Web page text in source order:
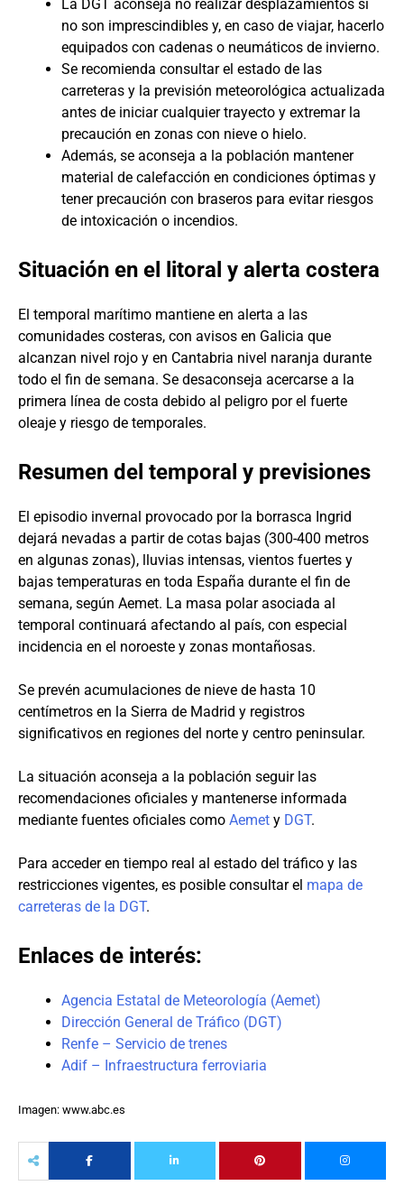
La DGT aconseja no realizar desplazamientos si
no son imprescindibles y, en caso de viajar, hacerlo
equipados con cadenas o neumáticos de invierno.
Se recomienda consultar el estado de las
carreteras y la previsión meteorológica actualizada
antes de iniciar cualquier trayecto y extremar la
precaución en zonas con nieve o hielo.
Además, se aconseja a la población mantener
material de calefacción en condiciones óptimas y
tener precaución con braseros para evitar riesgos
de intoxicación o incendios.
Situación en el litoral y alerta costera
El temporal marítimo mantiene en alerta a las
comunidades costeras, con avisos en Galicia que
alcanzan nivel rojo y en Cantabria nivel naranja durante
todo el fin de semana. Se desaconseja acercarse a la
primera línea de costa debido al peligro por el fuerte
oleaje y riesgo de temporales.
Resumen del temporal y previsiones
El episodio invernal provocado por la borrasca Ingrid
dejará nevadas a partir de cotas bajas (300-400 metros
en algunas zonas), lluvias intensas, vientos fuertes y
bajas temperaturas en toda España durante el fin de
semana, según Aemet. La masa polar asociada al
temporal continuará afectando al país, con especial
incidencia en el noroeste y zonas montañosas.
Se prevén acumulaciones de nieve de hasta 10
centímetros en la Sierra de Madrid y registros
significativos en regiones del norte y centro peninsular.
La situación aconseja a la población seguir las
recomendaciones oficiales y mantenerse informada
mediante fuentes oficiales como Aemet y DGT.
Para acceder en tiempo real al estado del tráfico y las
restricciones vigentes, es posible consultar el mapa de
carreteras de la DGT.
Enlaces de interés:
Agencia Estatal de Meteorología (Aemet)
Dirección General de Tráfico (DGT)
Renfe – Servicio de trenes
Adif – Infraestructura ferroviaria
Imagen: www.abc.es